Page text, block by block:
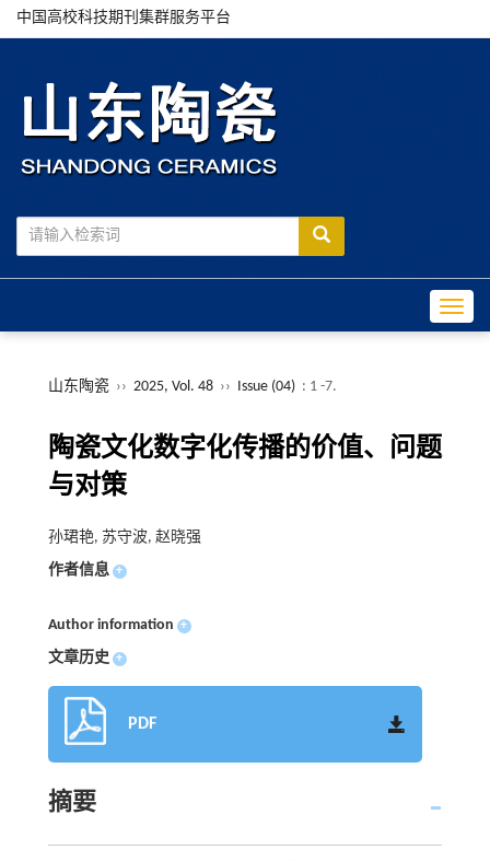
中国高校科技期刊集群服务平台
山东陶瓷 ›› 2025, Vol. 48 ›› Issue (04) : 1 -7.
陶瓷文化数字化传播的价值、问题
与对策
孙珺艳, 苏守波, 赵晓强
作者信息 +
Author information +
文章历史 +
PDF
摘要